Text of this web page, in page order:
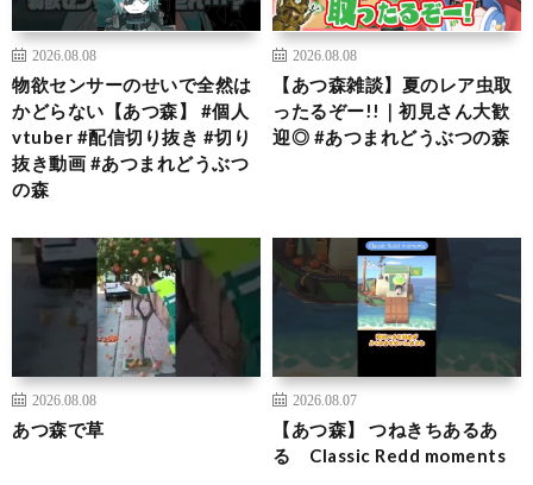
2026.08.08
物欲センサーのせいで全然は
かどらない【あつ森】 #個人
vtuber #配信切り抜き #切り
抜き動画 #あつまれどうぶつ
の森
2026.08.08
【あつ森雑談】夏のレア虫取
ったるぞー!!｜初見さん大歓
迎◎ #あつまれどうぶつの森
2026.08.08
あつ森で草
2026.08.07
【あつ森】 つねきちあるあ
る Classic Redd moments